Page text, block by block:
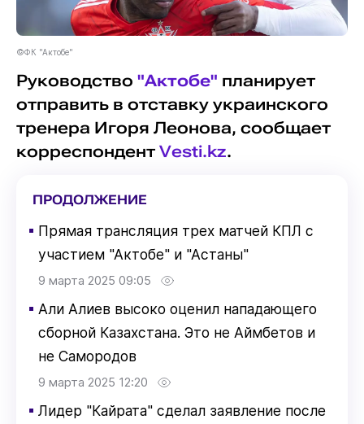
©ФК "Актобе"
Руководство "Актобе" планирует
отправить в отставку украинского
тренера Игоря Леонова, сообщает
корреспондент Vesti.kz.
ПРОДОЛЖЕНИЕ
▪ Прямая трансляция трех матчей КПЛ с
участием "Актобе" и "Астаны"
9 марта 2025 09:05
▪ Али Алиев высоко оценил нападающего
сборной Казахстана. Это не Аймбетов и
не Самородов
9 марта 2025 12:20
▪ Лидер "Кайрата" сделал заявление после